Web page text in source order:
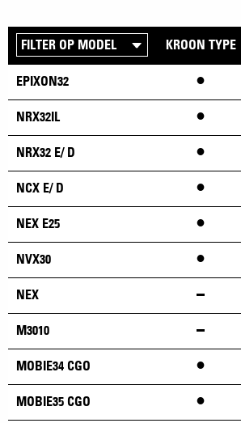
KROON TYPE
EPIXON32 •
NRX32IL •
NRX32 E/ D •
NCX E/ D •
NEX E25 •
NVX30 •
NEX
M3010
MOBIE34 CGO •
MOBIE35 CGO •